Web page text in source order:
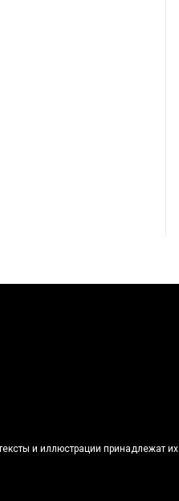
и иллюстрации принадлежат их